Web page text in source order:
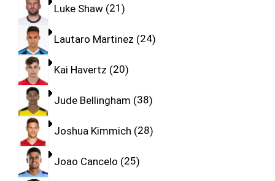
Luke Shaw 21
Lautaro Martinez 24
Kai Havertz 20
Jude Bellingham 38
Joshua Kimmich 28
Joao Cancelo 25